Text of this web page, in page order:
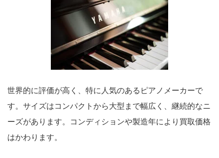
世界的に評価が高く、特に人気のあるピアノメーカーで
す。サイズはコンパクトから大型まで幅広く、継続的なニ
ーズがあります。コンディションや製造年により買取価格
はかわります。